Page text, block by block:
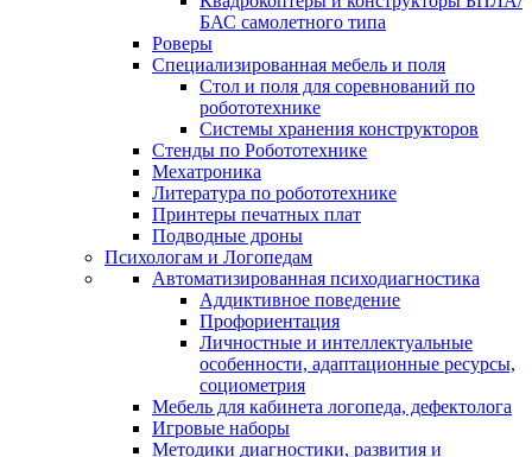
БАС самолетного типа
Роверы
Специализированная мебель и поля
Стол и поля для соревнований по
робототехнике
Системы хранения конструкторов
Стенды по Робототехнике
Мехатроника
Литература по робототехнике
Принтеры печатных плат
Подводные дроны
Психологам и Логопедам
Автоматизированная психодиагностика
Аддиктивное поведение
Профориентация
Личностные и интеллектуальные
особенности, адаптационные ресурсы,
социометрия
Мебель для кабинета логопеда, дефектолога
Игровые наборы
Методики диагностики, развития и